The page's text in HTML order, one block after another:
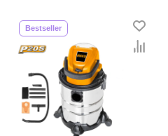
Bestseller